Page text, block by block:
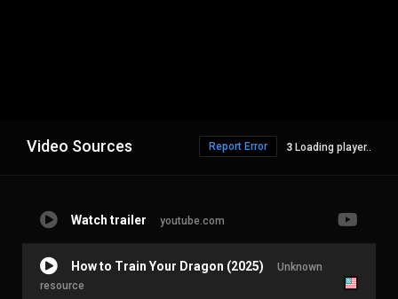
Video Sources 2 Loading player..
Report Error
Watch trailer youtube.com
How to Train Your Dragon (2025)
Unknown
resource